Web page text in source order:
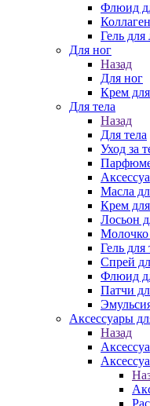
Флюид
Гель для
Для ног
Назад
Для ног
Крем
Для тела
Назад
Для тела
Уход за
Масла
Крем для
Лосьон
Молочко
Гель для
Спрей
Флюид
Патчи
Аксессуары
Назад